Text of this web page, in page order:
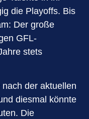
die Playoffs. Bis
Der große
GFL-
stets
der aktuellen
diesmal könnte
Die